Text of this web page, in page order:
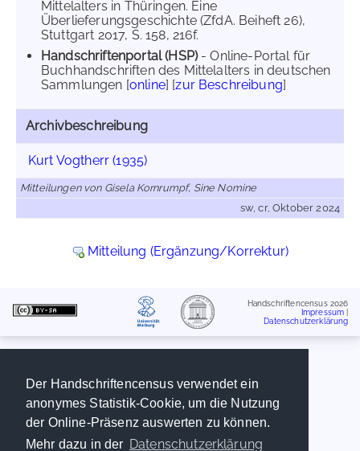
Der Handschriftencensus verwendet ein
anonymes Statistik-Cookie, um die Nutzung
der Online-Präsenz auswerten zu können.
Mehr dazu in der Datenschutzerklärung
Mittelalters in Thüringen. Eine
Überlieferungsgeschichte (ZfdA. Beiheft 26),
Stuttgart 2017, S. 158, 216f.
Handschriftenportal (HSP)- Online-Portal für
Buchhandschriften des Mittelalters in deutschen
Sammlungen [online] [zur Beschreibung]
Archivbeschreibung
Kurt Vogtherr (1935)
Mitteilungen von Gisela Kornrumpf, Sine Nomine
sw, cr, Oktober 2024
Mitteilung (Ergänzung/Korrektur)
Handschriftencensus 2026
Impressum
Datenschutzerklärung